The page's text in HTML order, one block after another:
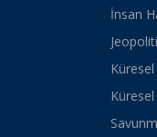
İnsan
Küresel